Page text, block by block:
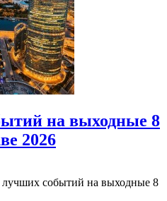
на выходные 8
2026
событий на выходные 8